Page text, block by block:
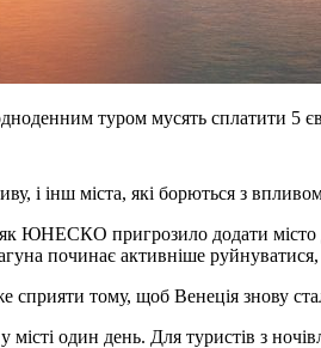
туром мусять сплатити 5
і інш міста, які борються з
як ЮНЕСКО пригрозило додати
починає активніше руйнуватися,
тому, щоб Венеція знову
один день. Для туристів з